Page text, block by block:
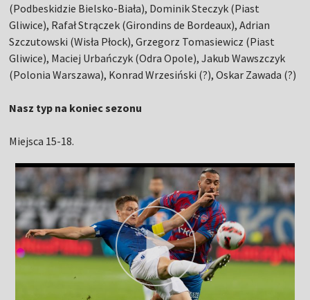
(Podbeskidzie Bielsko-Biała), Dominik Steczyk (Piast
Gliwice), Rafał Strączek (Girondins de Bordeaux), Adrian
Szczutowski (Wisła Płock), Grzegorz Tomasiewicz (Piast
Gliwice), Maciej Urbańczyk (Odra Opole), Jakub Wawszczyk
(Polonia Warszawa), Konrad Wrzesiński (?), Oskar Zawada (?)
Nasz typ na koniec sezonu
Miejsca 15-18.